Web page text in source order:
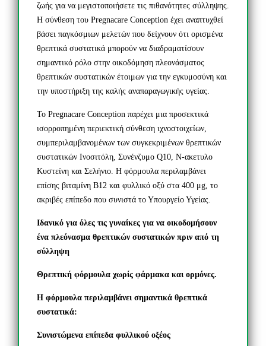
ζωής για να μεγιστοποιήσετε τις πιθανότητες σύλληψης.
Η σύνθεση του Pregnacare Conception έχει αναπτυχθεί
βάσει παγκόσμιων μελετών που δείχνουν ότι ορισμένα
θρεπτικά συστατικά μπορούν να διαδραματίσουν
σημαντικό ρόλο στην οικοδόμηση πλεονάσματος
θρεπτικών συστατικών έτοιμων για την εγκυμοσύνη και
την υποστήριξη της καλής αναπαραγωγικής υγείας.
Το Pregnacare Conception παρέχει μια προσεκτικά
ισορροπημένη περιεκτική σύνθεση ιχνοστοιχείων,
συμπεριλαμβανομένων των συγκεκριμένων θρεπτικών
συστατικών Ινοσιτόλη, Συνένζυμο Q10, Ν-ακετυλο
Κυστείνη ​​και Σελήνιο. Η φόρμουλα περιλαμβάνει
επίσης βιταμίνη Β12 και φυλλικό οξύ στα 400 μg, το
ακριβές επίπεδο που συνιστά το Υπουργείο Υγείας.
Ιδανικό για όλες τις γυναίκες για να οικοδομήσουν
ένα πλεόνασμα θρεπτικών συστατικών πριν από τη
σύλληψη
Θρεπτική φόρμουλα χωρίς φάρμακα και ορμόνες.
Η φόρμουλα περιλαμβάνει σημαντικά θρεπτικά
συστατικά:
Συνιστώμενα επίπεδα φυλλικού οξέος